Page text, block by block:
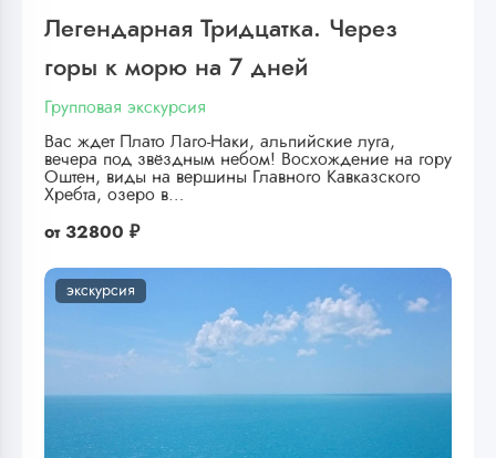
Легендарная Тридцатка. Через
горы к морю на 7 дней
Групповая экскурсия
Вас ждет Плато Лаго-Наки, альпийские луга,
вечера под звёздным небом! Восхождение на гору
Оштен, виды на вершины Главного Кавказского
Хребта, озеро в…
от 32800 ₽
экскурсия